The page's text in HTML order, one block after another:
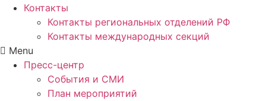
Контакты
Контакты региональных отделений РФ
Контакты международных секций
Menu
Пресс-центр
События и СМИ
План мероприятий